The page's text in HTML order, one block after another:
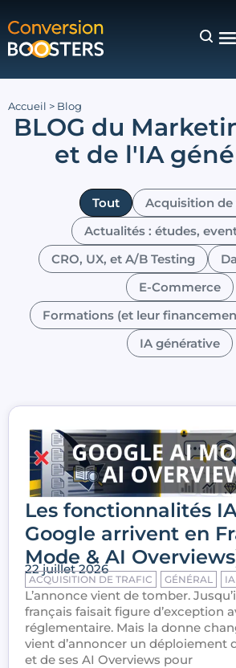
Accueil > Blog
BLOG du
et de l'IA
Acquisition de
Actualités : études,
CRO, UX, et A/B Testing
E-Commerce
Formations (et leur
IA générative
Tout
Les fonctionnalités
Google arrivent en
Mode & AI
22 juillet 2026
ACQUISITION DE TRAFIC GÉNÉRAL
L’annonce vient de tomber.
français faisait figure d’exception
réglementaire. Mais la donne
vient d’annoncer un déploiement
et de ses AI Overviews pour